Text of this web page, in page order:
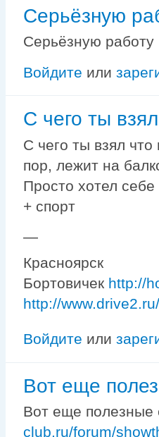
Серьёзную
Серьёзную
Войдите или
С чего ты
С чего ты взял
пор, лежит на
Просто хотел
+ спорт
—
Красноярск
Бортовичек http://
http://
Войдите или
Вот еще
Вот еще полезные
club.ru/forum/